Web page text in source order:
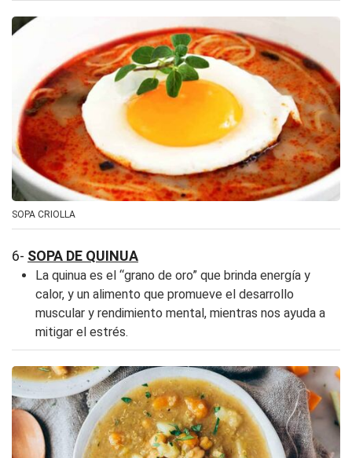
SOPA CRIOLLA
6- SOPA DE QUINUA
La quinua es el “grano de oro” que brinda energía y
calor, y un alimento que promueve el desarrollo
muscular y rendimiento mental, mientras nos ayuda a
mitigar el estrés.